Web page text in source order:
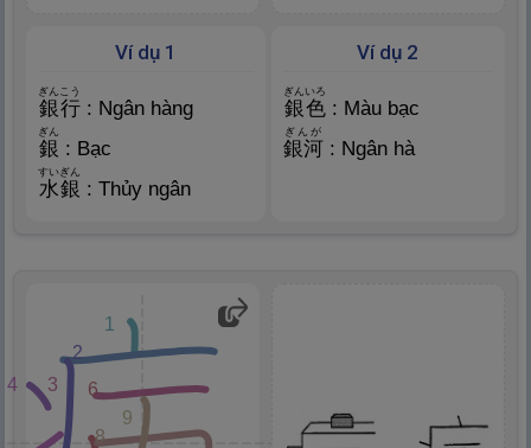
Ví dụ 1
銀行
ぎんこう
: Ngân hàng
銀
ぎん
: Bạc
水銀
すいぎん
: Thủy ngân
Ví dụ 2
銀色
ぎんいろ
: Màu bạc
銀河
ぎんが
: Ngân hà
1
2
4
3 6
8
9